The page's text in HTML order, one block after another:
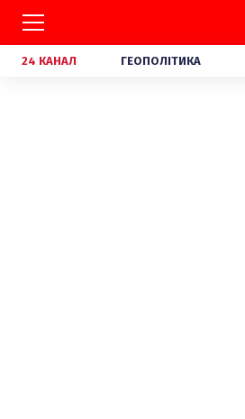
24 КАНАЛ ГЕОПОЛІТИКА